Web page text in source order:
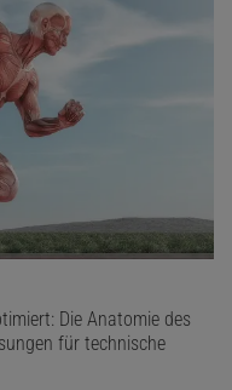
Die Anatomie des
für technische